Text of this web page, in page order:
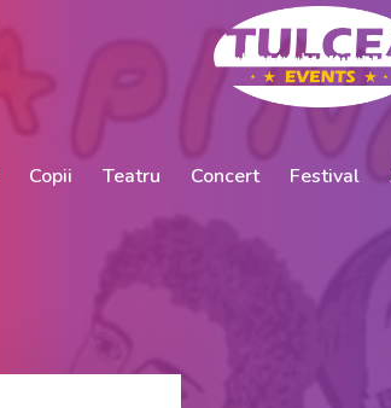
Copii Teatru Concert Festival